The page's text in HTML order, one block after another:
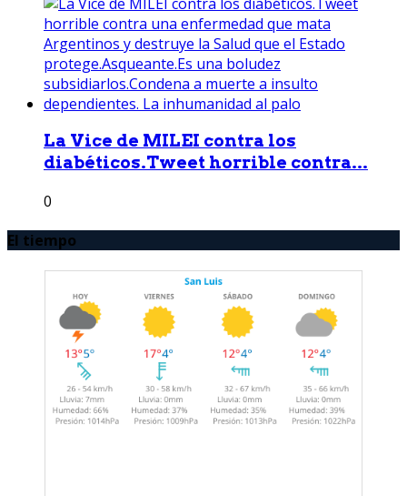
La Vice de MILEI contra los
diabéticos.Tweet horrible contra...
0
El tiempo